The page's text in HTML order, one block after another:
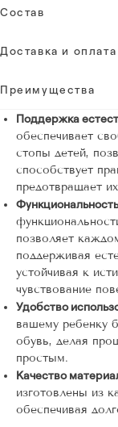
Состав
Доставка и оплата
Преимущества
Поддержка
обеспечивает
стопы детей,
способствует
предотвращает
позволяет
поддерживая
устойчивая к
чувствование
Удобство
вашему ребенку
обувь, делая
простым.
Качество
изготовлены из
обеспечивая